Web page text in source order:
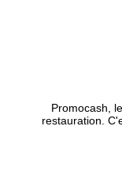
Promocash,
restauration.